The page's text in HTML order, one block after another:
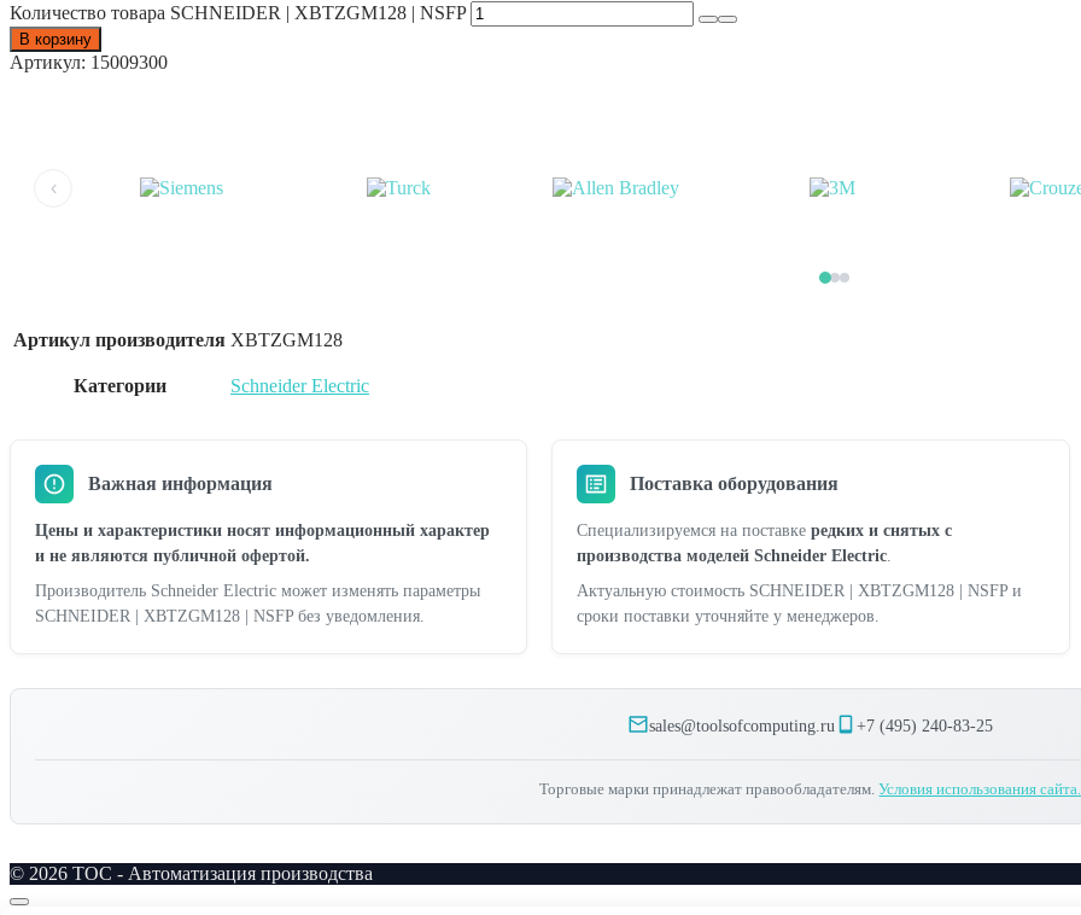
Количество товара SCHNEIDER | XBTZGM128 | NSFP
В корзину
Артикул: 15009300
‹
Артикул производителя XBTZGM128
Категории Schneider Electric
Важная информация
Цены и характеристики носят информационный характер
и не являются публичной офертой.
Производитель Schneider Electric может изменять параметры
SCHNEIDER | XBTZGM128 | NSFP без уведомления.
Поставка оборудования
Специализируемся на поставкередких и снятых с
производства моделей Schneider Electric
Актуальную стоимость SCHNEIDER | XBTZGM128 | NSFP и
сроки поставки уточняйте у менеджеров.
sales@toolsofcomputing.ru +7 (495) 240-83-25
Торговые марки принадлежат правообладателям.Условия использования сайта.
© 2026 TOC - Автоматизация производства